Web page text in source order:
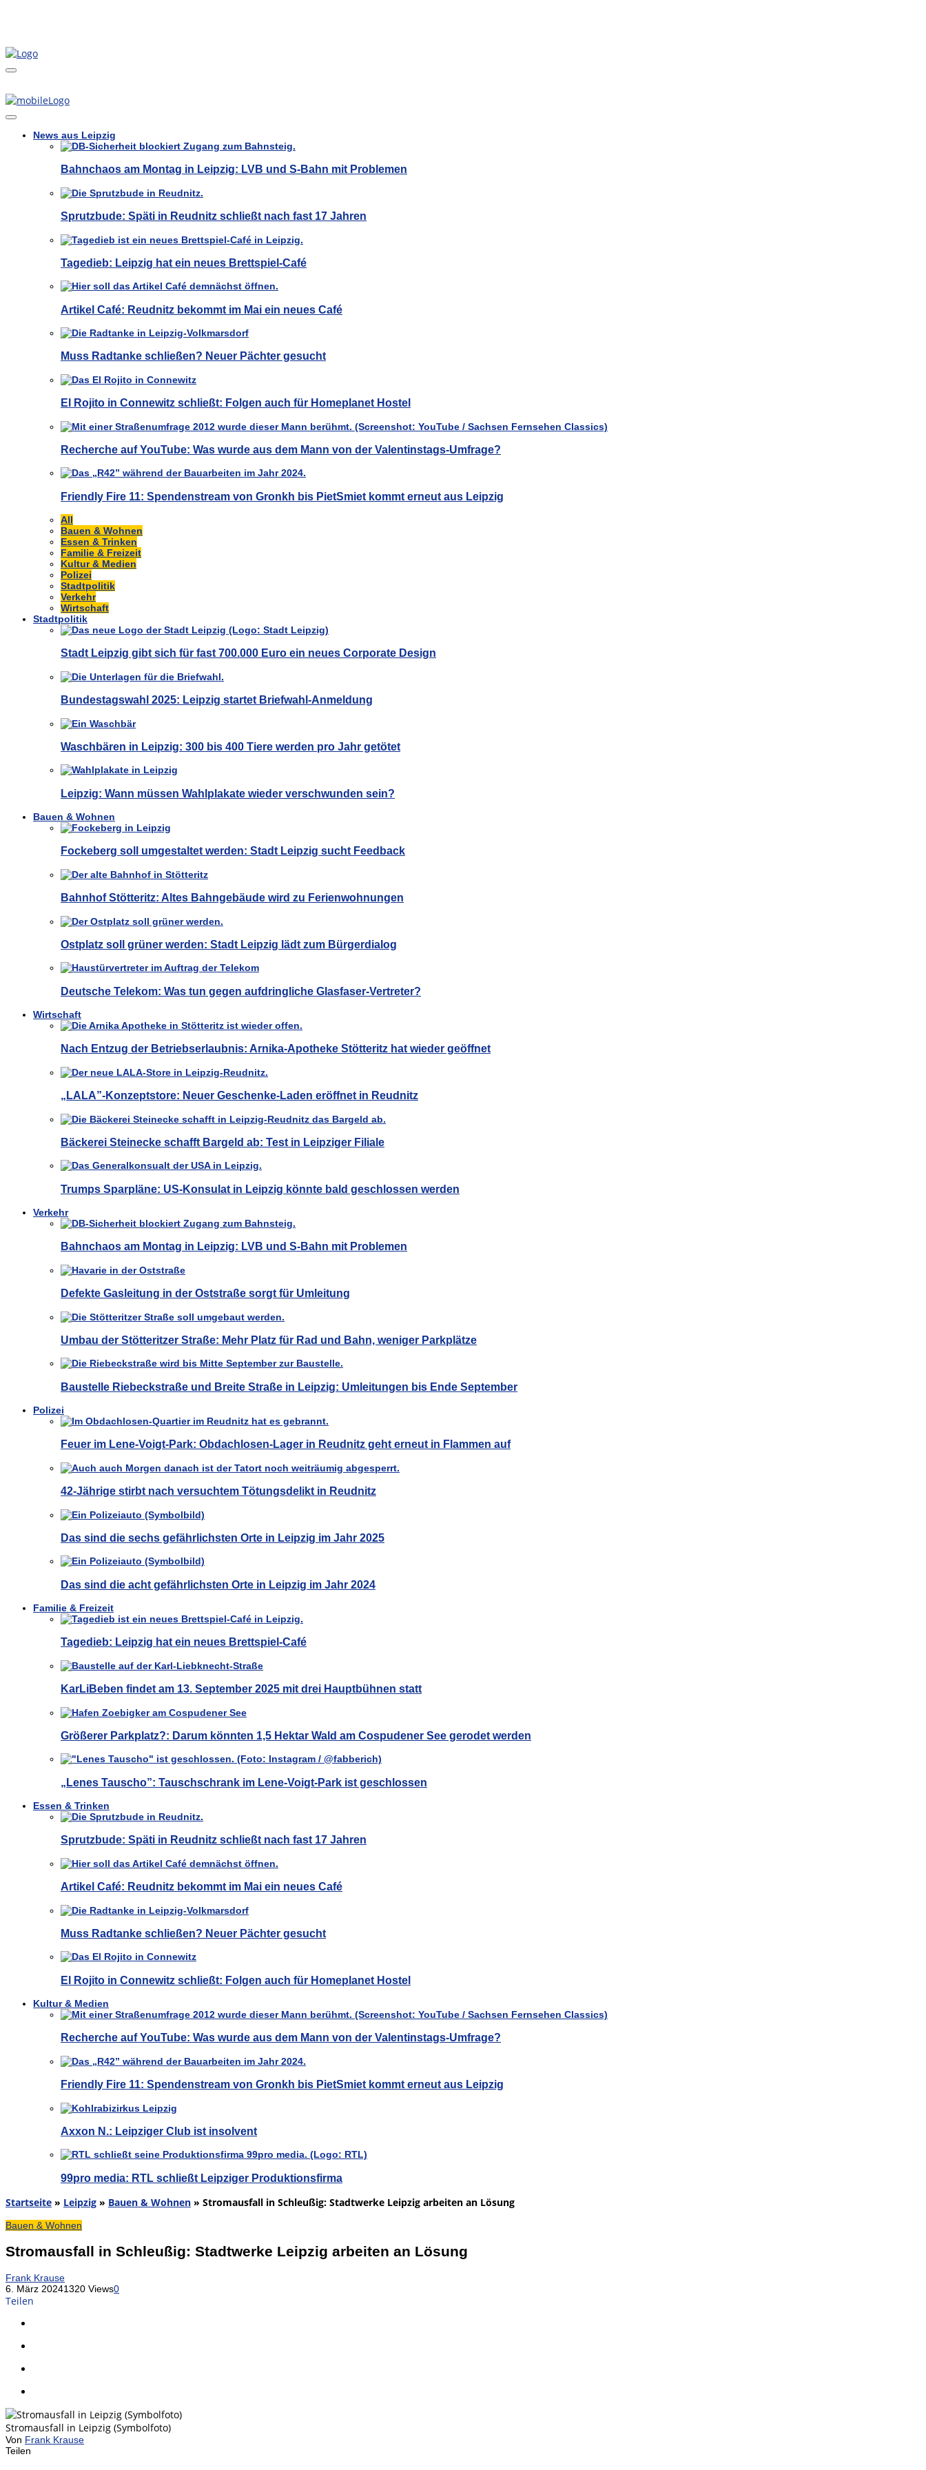
News aus Leipzig
Bahnchaos am Montag in Leipzig: LVB und S-Bahn mit Problemen
Sprutzbude: Späti in Reudnitz schließt nach fast 17 Jahren
Tagedieb: Leipzig hat ein neues Brettspiel-Café
Artikel Café: Reudnitz bekommt im Mai ein neues Café
Muss Radtanke schließen? Neuer Pächter gesucht
El Rojito in Connewitz schließt: Folgen auch für Homeplanet Hostel
Recherche auf YouTube: Was wurde aus dem Mann von der Valentinstags-Umfrage?
Friendly Fire 11: Spendenstream von Gronkh bis PietSmiet kommt erneut aus Leipzig
All
Bauen & Wohnen
Essen & Trinken
Familie & Freizeit
Kultur & Medien
Polizei
Stadtpolitik
Verkehr
Wirtschaft
Stadtpolitik
Stadt Leipzig gibt sich für fast 700.000 Euro ein neues Corporate Design
Bundestagswahl 2025: Leipzig startet Briefwahl-Anmeldung
Waschbären in Leipzig: 300 bis 400 Tiere werden pro Jahr getötet
Leipzig: Wann müssen Wahlplakate wieder verschwunden sein?
Bauen & Wohnen
Fockeberg soll umgestaltet werden: Stadt Leipzig sucht Feedback
Bahnhof Stötteritz: Altes Bahngebäude wird zu Ferienwohnungen
Ostplatz soll grüner werden: Stadt Leipzig lädt zum Bürgerdialog
Deutsche Telekom: Was tun gegen aufdringliche Glasfaser-Vertreter?
Wirtschaft
Nach Entzug der Betriebserlaubnis: Arnika-Apotheke Stötteritz hat wieder geöffnet
„LALA”-Konzeptstore: Neuer Geschenke-Laden eröffnet in Reudnitz
Bäckerei Steinecke schafft Bargeld ab: Test in Leipziger Filiale
Trumps Sparpläne: US-Konsulat in Leipzig könnte bald geschlossen werden
Verkehr
Bahnchaos am Montag in Leipzig: LVB und S-Bahn mit Problemen
Defekte Gasleitung in der Oststraße sorgt für Umleitung
Umbau der Stötteritzer Straße: Mehr Platz für Rad und Bahn, weniger Parkplätze
Baustelle Riebeckstraße und Breite Straße in Leipzig: Umleitungen bis Ende September
Polizei
Feuer im Lene-Voigt-Park: Obdachlosen-Lager in Reudnitz geht erneut in Flammen auf
42-Jährige stirbt nach versuchtem Tötungsdelikt in Reudnitz
Das sind die sechs gefährlichsten Orte in Leipzig im Jahr 2025
Das sind die acht gefährlichsten Orte in Leipzig im Jahr 2024
Familie & Freizeit
Tagedieb: Leipzig hat ein neues Brettspiel-Café
KarLiBeben findet am 13. September 2025 mit drei Hauptbühnen statt
Größerer Parkplatz?: Darum könnten 1,5 Hektar Wald am Cospudener See gerodet werden
„Lenes Tauscho”: Tauschschrank im Lene-Voigt-Park ist geschlossen
Essen & Trinken
Sprutzbude: Späti in Reudnitz schließt nach fast 17 Jahren
Artikel Café: Reudnitz bekommt im Mai ein neues Café
Muss Radtanke schließen? Neuer Pächter gesucht
El Rojito in Connewitz schließt: Folgen auch für Homeplanet Hostel
Kultur & Medien
Recherche auf YouTube: Was wurde aus dem Mann von der Valentinstags-Umfrage?
Friendly Fire 11: Spendenstream von Gronkh bis PietSmiet kommt erneut aus Leipzig
Axxon N.: Leipziger Club ist insolvent
99pro media: RTL schließt Leipziger Produktionsfirma
Startseite » Leipzig » Bauen & Wohnen » Stromausfall in Schleußig: Stadtwerke Leipzig arbeiten an Lösung
Bauen & Wohnen
Stromausfall in Schleußig: Stadtwerke Leipzig arbeiten an Lösung
Frank Krause
6. März 20241320 Views0
Teilen
Stromausfall in Leipzig (Symbolfoto)
Von Frank Krause
Teilen